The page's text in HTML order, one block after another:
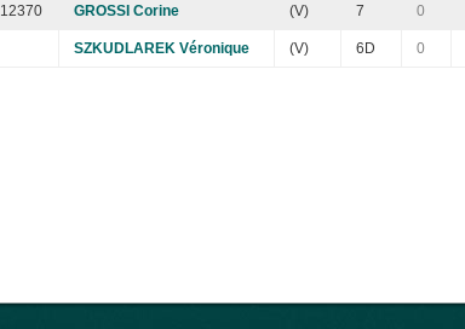
12370 GROSSI Corine (V) 7 0
SZKUDLAREK Véronique (V) 6D 0